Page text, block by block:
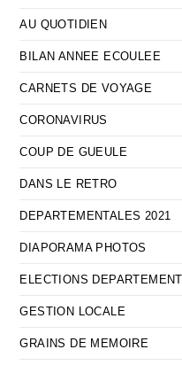
AU QUOTIDIEN
BILAN ANNEE ECOULEE
CARNETS DE VOYAGE
CORONAVIRUS
COUP DE GUEULE
DANS LE RETRO
DEPARTEMENTALES 2021
DIAPORAMA PHOTOS
ELECTIONS
GESTION LOCALE
GRAINS DE MEMOIRE